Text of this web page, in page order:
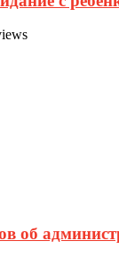
об